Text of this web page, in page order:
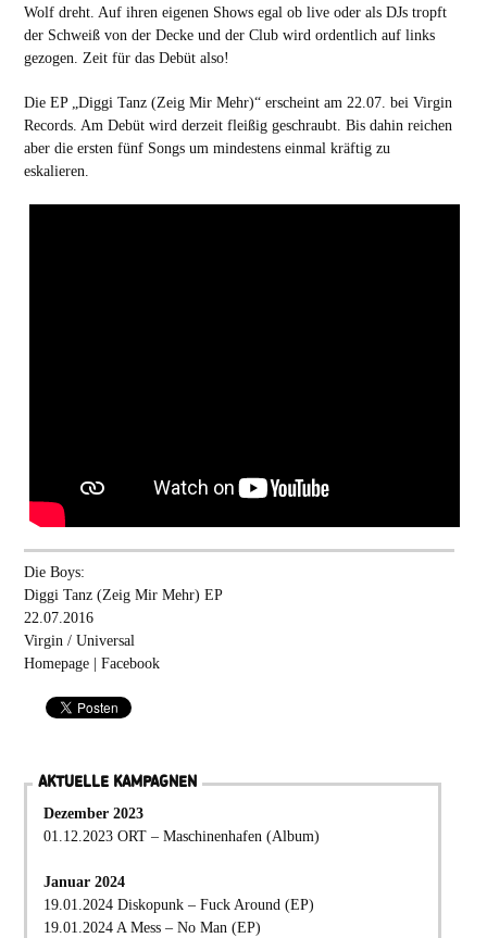
Wolf dreht. Auf ihren eigenen Shows egal ob live oder als DJs tropft
der Schweiß von der Decke und der Club wird ordentlich auf links
gezogen. Zeit für das Debüt also!
Die EP „Diggi Tanz (Zeig Mir Mehr)“ erscheint am 22.07. bei Virgin
Records. Am Debüt wird derzeit fleißig geschraubt. Bis dahin reichen
aber die ersten fünf Songs um mindestens einmal kräftig zu
eskalieren.
Die Boys:
Diggi Tanz (Zeig Mir Mehr) EP
22.07.2016
Virgin / Universal
Homepage| Facebook
AKTUELLE KAMPAGNEN
Dezember 2023
01.12.2023 ORT – Maschinenhafen (Album)
Januar 2024
19.01.2024 Diskopunk – Fuck Around (EP)
19.01.2024 A Mess – No Man (EP)